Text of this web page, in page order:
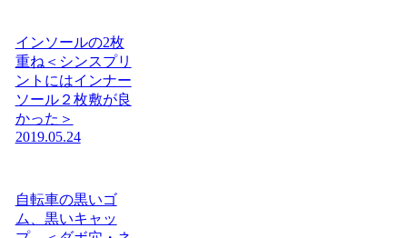
インソールの2枚
重ね＜シンスプリ
ントにはインナー
ソール２枚敷が良
かった＞
2019.05.24
自転車の黒いゴ
ム、黒いキャッ